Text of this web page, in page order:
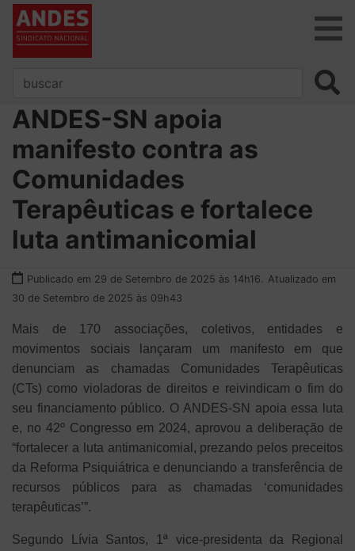
ANDES-SN apoia
manifesto contra as
Comunidades
Terapêuticas e fortalece
luta antimanicomial
Publicado em 29 de Setembro de 2025 às 14h16.
Atualizado em
30 de Setembro de 2025 às 09h43
Mais de 170 associações, coletivos, entidades e
movimentos sociais lançaram um manifesto em que
denunciam as chamadas Comunidades Terapêuticas
(CTs) como violadoras de direitos e reivindicam o fim do
seu financiamento público. O ANDES-SN apoia essa luta
e, no 42º Congresso em 2024, aprovou a deliberação de
“fortalecer a luta antimanicomial, prezando pelos preceitos
da Reforma Psiquiátrica e denunciando a transferência de
recursos públicos para as chamadas ‘comunidades
terapêuticas’”.
Segundo Lívia Santos, 1ª vice-presidenta da Regional